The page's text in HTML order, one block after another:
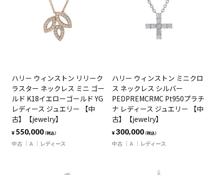
ハリー ウィンストン リリーク
ラスター ネックレス ミニ ゴー
ルド K18イエローゴールド YG
レディース ジュエリー 【中
古】【jewelry】
¥ 550,000（税込）
中古 A レディース
ハリー ウィンストン ミニクロ
ス ネックレス シルバー
PEDPREMCRMC Pt950プラチ
ナ レディース ジュエリー 【中
古】【jewelry】
¥300,000（税込）
中古 A レディース